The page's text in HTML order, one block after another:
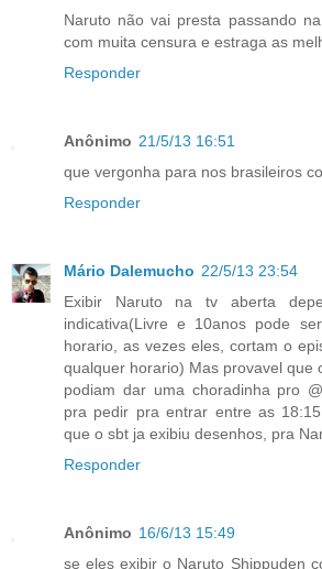
Naruto não vai presta passando
com muita censura e estraga as
Responder
Anônimo 21/5/13 16:51
que vergonha para nos brasileiros
Responder
Mário Dalemucho 22/5/13 23:54
Exibir Naruto na tv aberta
indicativa(Livre e 10anos pode
horario, as vezes eles, cortam o
qualquer horario) Mas provavel que
podiam dar uma choradinha pro
pra pedir pra entrar entre as
que o sbt ja exibiu desenhos, pra
Responder
Anônimo 16/6/13 15:49
se eles exibir o Naruto Shippuden